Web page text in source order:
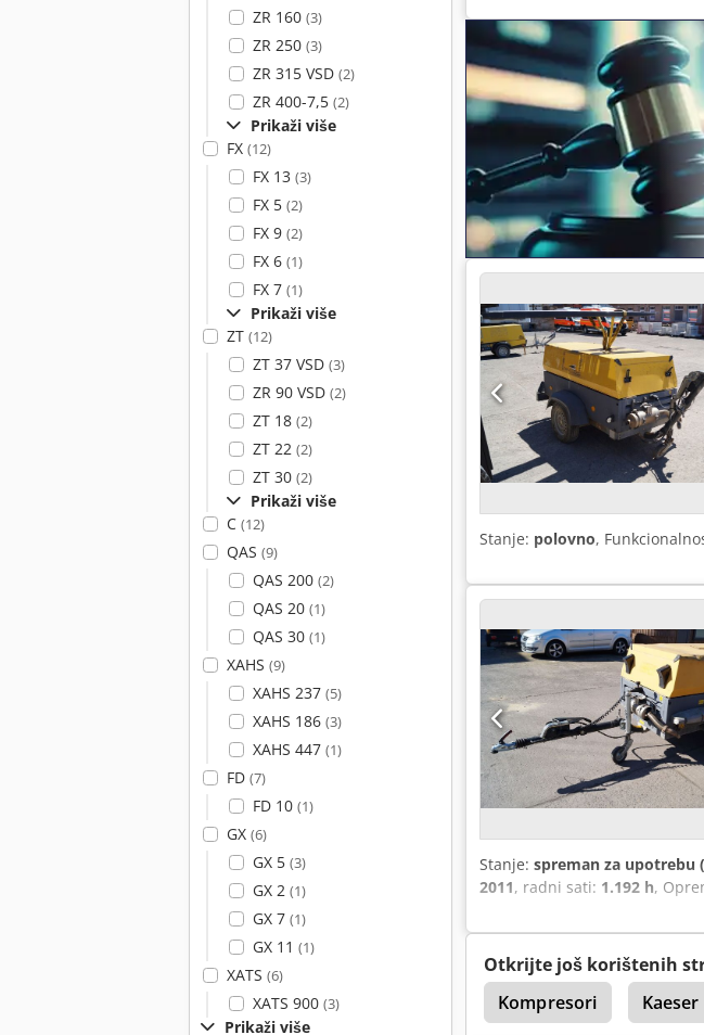
ZR 160 (3)
ZR 250 (3)
ZR 315 VSD (2)
ZR 400-7,5 (2)
Prikaži više
FX (12)
FX 13 (3)
FX 5 (2)
FX 9 (2)
FX 6 (1)
FX 7 (1)
Prikaži više
ZT (12)
ZT 37 VSD (3)
ZR 90 VSD (2)
ZT 18 (2)
ZT 22 (2)
ZT 30 (2)
Prikaži više
C (12)
QAS (9)
QAS 200 (2)
QAS 20 (1)
QAS 30 (1)
XAHS (9)
XAHS 237 (5)
XAHS 186 (3)
XAHS 447 (1)
FD (7)
FD 10 (1)
GX (6)
GX 5 (3)
GX 2 (1)
GX 7 (1)
GX 11 (1)
XATS (6)
XATS 900 (3)
Prikaži više
Stanje: polovno,
Stanje: spreman za upotrebu
2011, radni sati: 1.192 h,
Otkrijte još korištenih
Kompresori
Boge Filter